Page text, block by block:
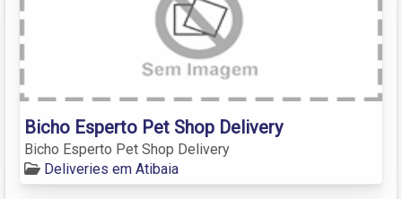
Bicho Esperto Pet Shop Delivery
Bicho Esperto Pet Shop Delivery
Deliveries em Atibaia